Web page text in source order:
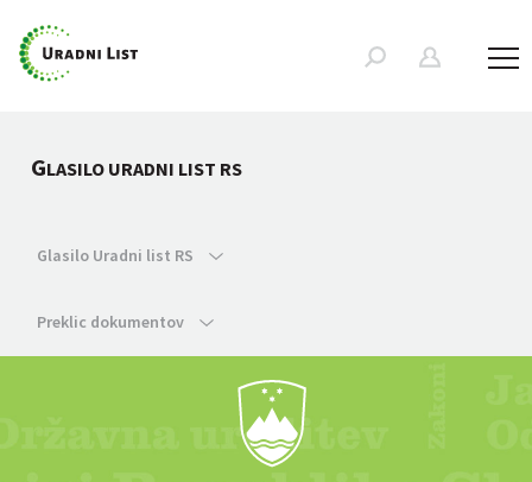
GLASILO URADNI LIST RS
Glasilo Uradni list RS
Preklic dokumentov